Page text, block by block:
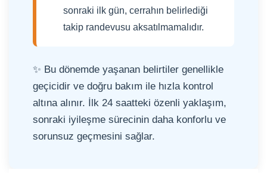
sonraki ilk gün, cerrahın belirlediği
takip randevusu aksatılmamalıdır.
✨ Bu dönemde yaşanan belirtiler genellikle
geçicidir ve doğru bakım ile hızla kontrol
altına alınır. İlk 24 saatteki özenli yaklaşım,
sonraki iyileşme sürecinin daha konforlu ve
sorunsuz geçmesini sağlar.